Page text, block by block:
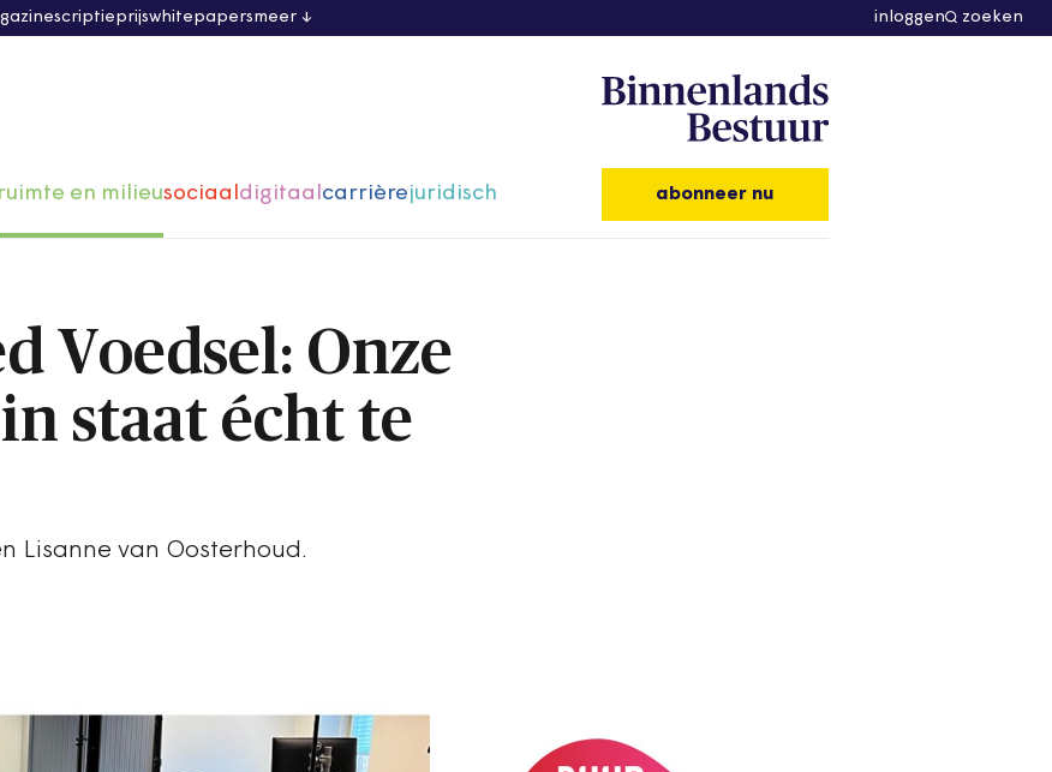
scriptieprijswhitepapersmeer inloggen zoeken
ruimte en milieusociaaldigitaalcarrièrejuridisch abonneer nu
Voedsel: Onze
staat écht te
Lisanne van Oosterhoud.